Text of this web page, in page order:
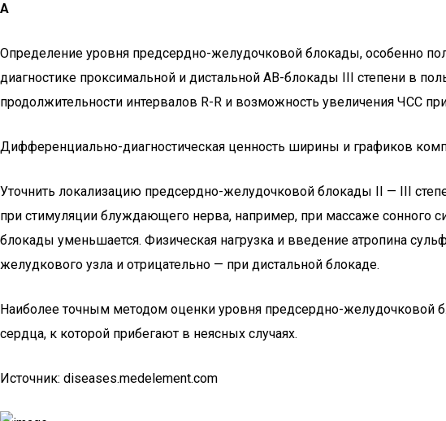
А
Определение уровня предсердно-желудочковой блокады, особенно
диагностике проксимальной и дистальной АВ-блокады III степени в
продолжительности интервалов R-R и возможность увеличения ЧСС
Дифференциально-диагностическая ценность ширины и графиков
Уточнить локализацию предсердно-желудочковой блокады II — III
при стимуляции блуждающего нерва, например, при массаже сонного
блокады уменьшается. Физическая нагрузка и введение атропина
желудкового узла и отрицательно — при дистальной блокаде.
Наиболее точным методом оценки уровня предсердно-желудочковой
сердца, к которой прибегают в неясных случаях.
Источник: diseases.medelement.com